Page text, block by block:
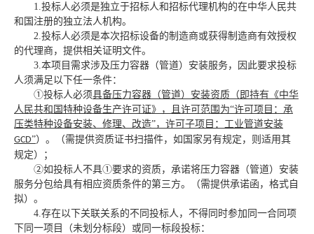
1.投标人必须是独立于招标人和招标代理机构的在中华人民共
和国注册的独立法人机构。
2. 投标人必须是本次招标设备的制造商或获得制造商有效授权
的代理商，提供相关证明文件。
3. 本项目需求涉及压力容器（管道）安装服务，因此要求投标
人须满足以下任一条件：
①投标人必须具备压力容器（管道）安装资质（即持有《中华
人民共和国特种设备生产许可证》，且许可范围为“许可项目：承
压类特种设备安装、修理、改造”，许可子项目 ： 工业管道安装
GCD”）。（需提供资质证书扫描件，如国家另有规定，则适用其
规定）；
②如投标人不具①要求的资质，承诺将压力容器（管道）安装
服务分包给具有相应资质条件的第三方。（需提供承诺函，格式自
拟）。
4. 存在以下关联关系的不同投标人，不得同时参加同一合同项
下同一项目（未划分标段）或同一标段投标：